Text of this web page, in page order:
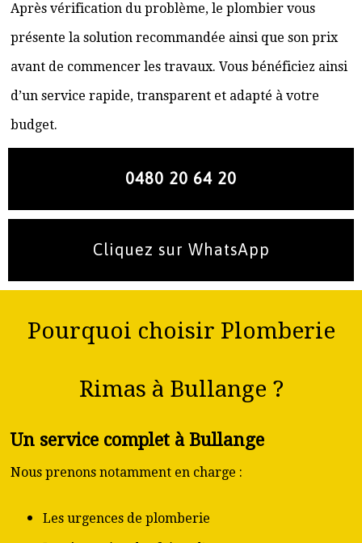
Après vérification du problème, le plombier vous
présente la solution recommandée ainsi que son prix
avant de commencer les travaux. Vous bénéficiez ainsi
d’un service rapide, transparent et adapté à votre
budget.
0480 20 64 20
Cliquez sur WhatsApp
Pourquoi choisir Plomberie
Rimas à Bullange ?
Un service complet à Bullange
Nous prenons notamment en charge :
Les urgences de plomberie